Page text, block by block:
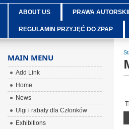
ABOUT US PRAWA
REGULAMIN PRZYJĘĆ DO ZPAP
MAIN MENU
Add Link
Home
News
Ulgi i rabaty dla Członków
Exhibitions